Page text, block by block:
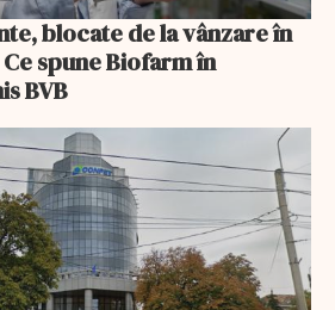
blocate de la vânzare în
spune Biofarm în
BVB